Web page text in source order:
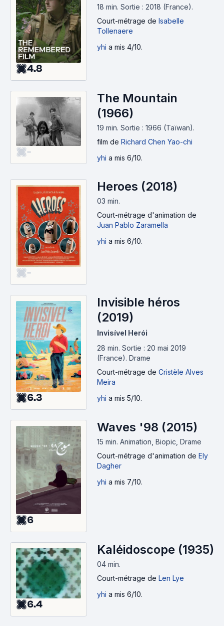
4.8
18 min. Sortie : 2018 (France).
Court-métrage de Isabelle
Tollenaere
yhi a mis 4/10.
-
The Mountain
(1966)
19 min. Sortie : 1966 (Taïwan).
film de Richard Chen Yao-chi
yhi a mis 6/10.
-
Heroes (2018)
03 min.
Court-métrage d'animation de
Juan Pablo Zaramella
yhi a mis 6/10.
6.3
Invisible héros
(2019)
Invisível Herói
28 min. Sortie : 20 mai 2019
(France). Drame
Court-métrage de Cristèle Alves
Meira
yhi a mis 5/10.
6
Waves '98 (2015)
15 min. Animation, Biopic, Drame
Court-métrage d'animation de Ely
Dagher
yhi a mis 7/10.
6.4
Kaléidoscope (1935)
04 min.
Court-métrage de Len Lye
yhi a mis 6/10.